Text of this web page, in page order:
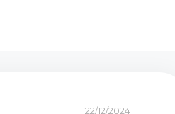
22/12/2024